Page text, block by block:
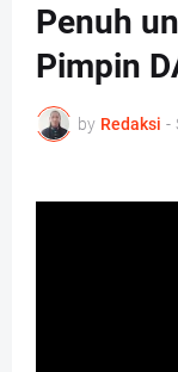
Penuh
Pimpin
by Redaksi -